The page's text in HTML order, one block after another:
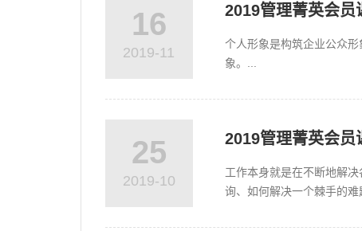
16
2019-11
2019管理菁英会员
个人形象是构筑企业公众
象。...
25
2019-10
2019管理菁英会员
工作本身就是在不断地解
询、如何解决一个棘手的